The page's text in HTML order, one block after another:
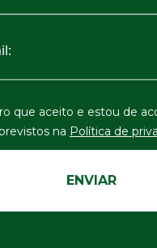
que aceito e estou de
na Política de